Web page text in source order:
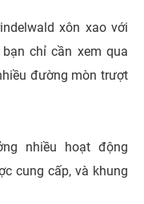
xôn xao với
chỉ cần xem qua
đường mòn trượt
nhiều hoạt động
cung cấp, và khung